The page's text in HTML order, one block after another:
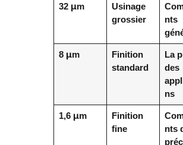
32 μm
Usinage
grossier
nts
8 μm
Finition
standard
La
des
ns
1,6 μm
Finition
fine
nts